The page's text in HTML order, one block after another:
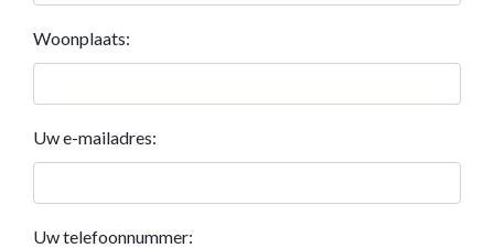
Woonplaats:
Uw e-mailadres:
Uw telefoonnummer: